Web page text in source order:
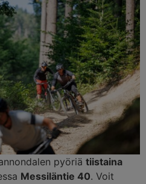
pyöriä tiistaina
Messiläntie 40. Voit